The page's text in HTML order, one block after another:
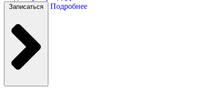
Записаться Подробнее